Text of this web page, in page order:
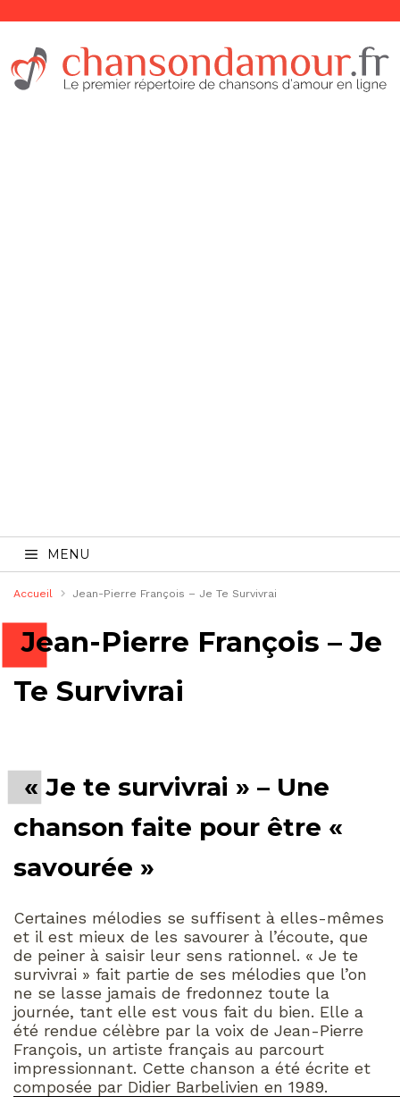
MENU
Accueil Jean-Pierre François – Je Te Survivrai
Jean-Pierre François – Je
Te Survivrai
« Je te survivrai » – Une
chanson faite pour être «
savourée »
Certaines mélodies se suffisent à elles-mêmes
et il est mieux de les savourer à l’écoute, que
de peiner à saisir leur sens rationnel. « Je te
survivrai » fait partie de ses mélodies que l’on
ne se lasse jamais de fredonnez toute la
journée, tant elle est vous fait du bien. Elle a
été rendue célèbre par la voix de Jean-Pierre
François, un artiste français au parcourt
impressionnant. Cette chanson a été écrite et
composée par Didier Barbelivien en 1989.